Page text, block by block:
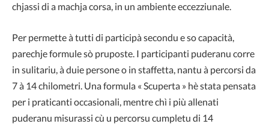
chjassi di a machja corsa, in un ambiente eccezziunale.
Per permette à tutti di participà secondu e so capacità,
parechje formule sò pruposte. I participanti puderanu corre
in sulitariu, à duie persone o in staffetta, nantu à percorsi da
7 à 14 chilometri. Una formula « Scuperta » hè stata pensata
per i praticanti occasionali, mentre chì i più allenati
puderanu misurassi cù u percorsu cumpletu di 14